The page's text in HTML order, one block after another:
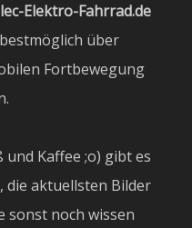
Elektro-Fahrrad.de
über
Fortbewegung
Kaffee ;o) gibt es
die aktuellsten Bilder
sonst noch wissen